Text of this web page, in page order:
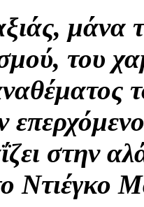
μάνα
του
στην
Ντιέγκο